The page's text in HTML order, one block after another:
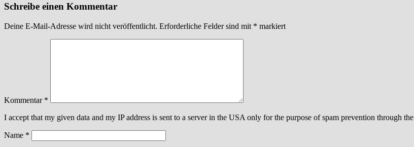
Schreibe einen Kommentar
Deine E-Mail-Adresse wird nicht veröffentlicht. Erforderliche Felder sind mit * markiert
Kommentar *
I accept that my given data and my IP address is sent to a server in the USA only for the purpose of spam prevention through the
Name *